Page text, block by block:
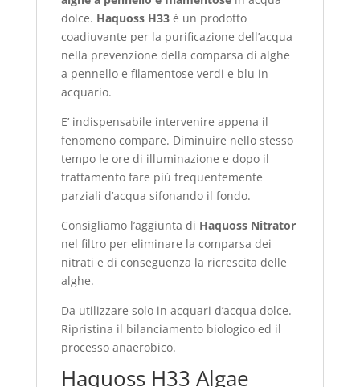
dolce. Haquoss H33è un prodotto
coadiuvante per la purificazione dell’acqua
nella prevenzione della comparsa di alghe
a pennello e filamentose verdi e blu in
acquario.
E’ indispensabile intervenire appena il
fenomeno compare. Diminuire nello stesso
tempo le ore di illuminazione e dopo il
trattamento fare più frequentemente
parziali d’acqua sifonando il fondo.
Consigliamo l’aggiunta di Haquoss Nitrator
nel filtro per eliminare la comparsa dei
nitrati e di conseguenza la ricrescita delle
alghe.
Da utilizzare solo in acquari d’acqua dolce.
Ripristina il bilanciamento biologico ed il
processo anaerobico.
Haquoss H33 Algae